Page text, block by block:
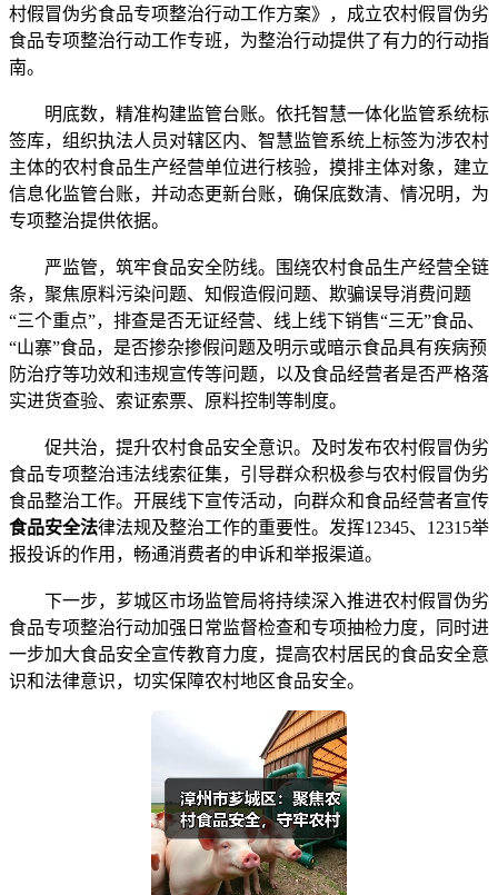
村假冒伪劣食品专项整治行动工作方案》，成立农村假冒伪劣
食品专项整治行动工作专班，为整治行动提供了有力的行动指
南。
明底数，精准构建监管台账。依托智慧一体化监管系统标
签库，组织执法人员对辖区内、智慧监管系统上标签为涉农村
主体的农村食品生产经营单位进行核验，摸排主体对象，建立
信息化监管台账，并动态更新台账，确保底数清、情况明，为
专项整治提供依据。
严监管，筑牢食品安全防线。围绕农村食品生产经营全链
条，聚焦原料污染问题、知假造假问题、欺骗误导消费问题
“三个重点”，排查是否无证经营、线上线下销售“三无”食品、
“山寨”食品，是否掺杂掺假问题及明示或暗示食品具有疾病预
防治疗等功效和违规宣传等问题，以及食品经营者是否严格落
实进货查验、索证索票、原料控制等制度。
促共治，提升农村食品安全意识。及时发布农村假冒伪劣
食品专项整治违法线索征集，引导群众积极参与农村假冒伪劣
食品整治工作。开展线下宣传活动，向群众和食品经营者宣传
食品安全法律法规及整治工作的重要性。发挥12345、12315举
报投诉的作用，畅通消费者的申诉和举报渠道。
下一步，芗城区市场监管局将持续深入推进农村假冒伪劣
食品专项整治行动加强日常监督检查和专项抽检力度，同时进
一步加大食品安全宣传教育力度，提高农村居民的食品安全意
识和法律意识，切实保障农村地区食品安全。